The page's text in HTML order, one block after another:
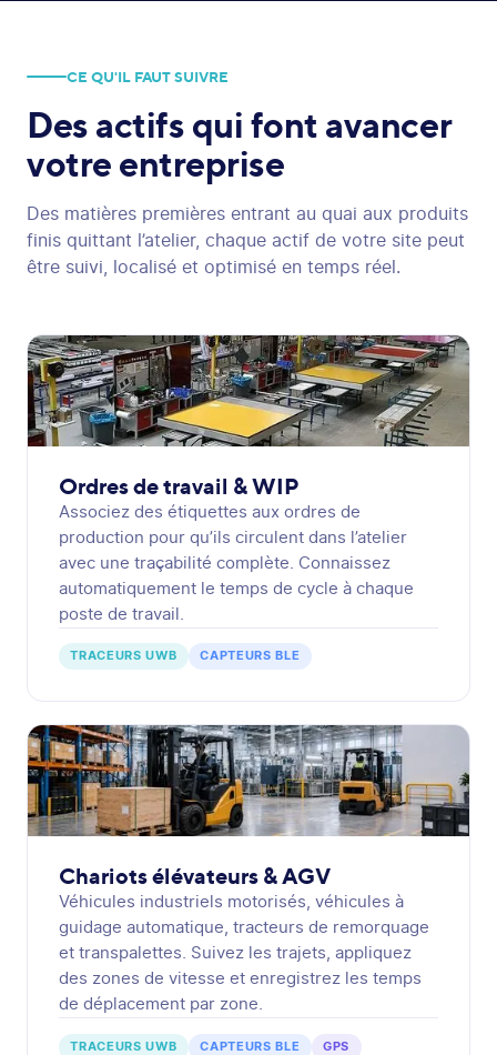
CE QU'IL FAUT SUIVRE
Des actifs qui font avancer
votre entreprise
Des matières premières entrant au quai aux produits
finis quittant l’atelier, chaque actif de votre site peut
être suivi, localisé et optimisé en temps réel.
Ordres de travail & WIP
Associez des étiquettes aux ordres de
production pour qu’ils circulent dans l’atelier
avec une traçabilité complète. Connaissez
automatiquement le temps de cycle à chaque
poste de travail.
TRACEURS UWB CAPTEURS BLE
Chariots élévateurs & AGV
Véhicules industriels motorisés, véhicules à
guidage automatique, tracteurs de remorquage
et transpalettes. Suivez les trajets, appliquez
des zones de vitesse et enregistrez les temps
de déplacement par zone.
TRACEURS UWB CAPTEURS BLE GPS